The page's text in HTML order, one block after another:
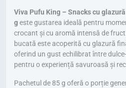
Viva Pufu King – Snacks cu
geste gustarea ideală pentru
crocant și cu aromă intensă de
bucată este acoperită cu glazură
oferind un gust echilibrat între
pentru o experiență savuroasă și
Pachetul de 85 g oferă o porție